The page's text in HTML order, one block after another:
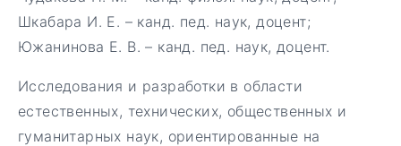
Шкабара И. Е. – канд. пед. наук, доцент;
Южанинова Е. В. – канд. пед. наук, доцент.
Исследования и разработки в области
естественных, технических, общественных и
гуманитарных наук, ориентированные на